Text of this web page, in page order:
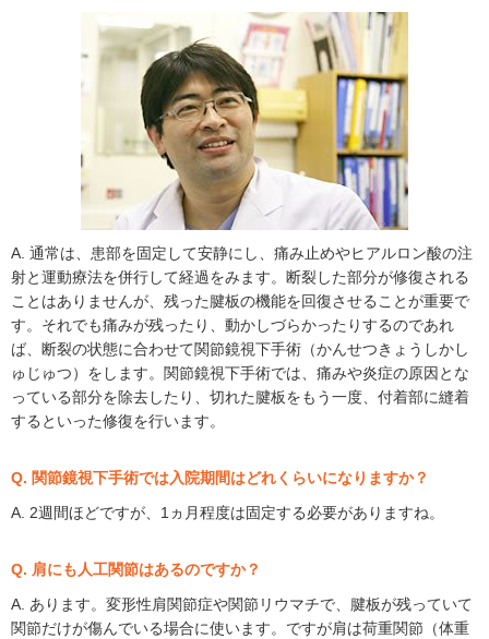
A. 通常は、患部を固定して安静にし、痛み止めやヒアルロン酸の注
射と運動療法を併行して経過をみます。断裂した部分が修復される
ことはありませんが、残った腱板の機能を回復させることが重要で
す。それでも痛みが残ったり、動かしづらかったりするのであれ
ば、断裂の状態に合わせて関節鏡視下手術（かんせつきょうしかし
ゅじゅつ）をします。関節鏡視下手術では、痛みや炎症の原因とな
っている部分を除去したり、切れた腱板をもう一度、付着部に縫着
するといった修復を行います。
Q. 関節鏡視下手術では入院期間はどれくらいになりますか？
A. 2週間ほどですが、1ヵ月程度は固定する必要がありますね。
Q. 肩にも人工関節はあるのですか？
A. あります。変形性肩関節症や関節リウマチで、腱板が残っていて
関節だけが傷んでいる場合に使います。ですが肩は荷重関節（体重